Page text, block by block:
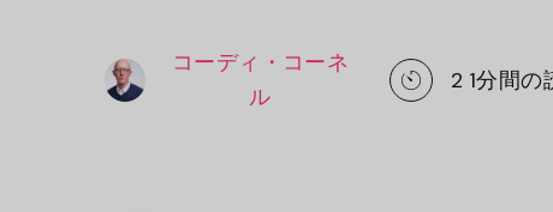
コーディ・コーネ
ル
2 1分間の